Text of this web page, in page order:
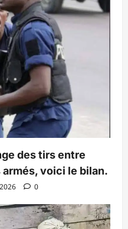
des tirs entre
voici le bilan.
0